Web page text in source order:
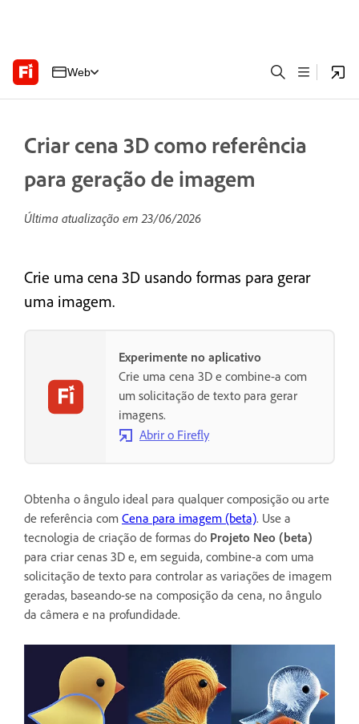
Web
Criar cena 3D como referência
para geração de imagem
Última atualização em23/06/2026
Crie uma cena 3D usando formas para gerar
uma imagem.
Experimente no aplicativo
Crie uma cena 3D e combine-a com
um solicitação de texto para gerar
imagens.
Abrir o Firefly
Obtenha o ângulo ideal para qualquer composição ou arte
de referência com Cena para imagem (beta). Use a
tecnologia de criação de formas do Projeto Neo (beta)
para criar cenas 3D e, em seguida, combine-a com uma
solicitação de texto para controlar as variações de imagem
geradas, baseando-se na composição da cena, no ângulo
da câmera e na profundidade.